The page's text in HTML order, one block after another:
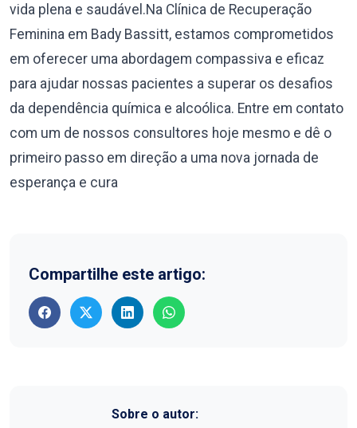
vida plena e saudável.Na Clínica de Recuperação
Feminina em Bady Bassitt, estamos comprometidos
em oferecer uma abordagem compassiva e eficaz
para ajudar nossas pacientes a superar os desafios
da dependência química e alcoólica. Entre em contato
com um de nossos consultores hoje mesmo e dê o
primeiro passo em direção a uma nova jornada de
esperança e cura
Compartilhe este artigo:
Sobre o autor: